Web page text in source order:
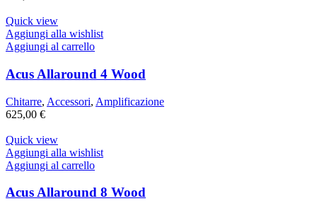
Quick view
Aggiungi alla wishlist
Aggiungi al carrello
Acus Allaround 4 Wood
Chitarre, Accessori, Amplificazione
625,00 €
Quick view
Aggiungi alla wishlist
Aggiungi al carrello
Acus Allaround 8 Wood